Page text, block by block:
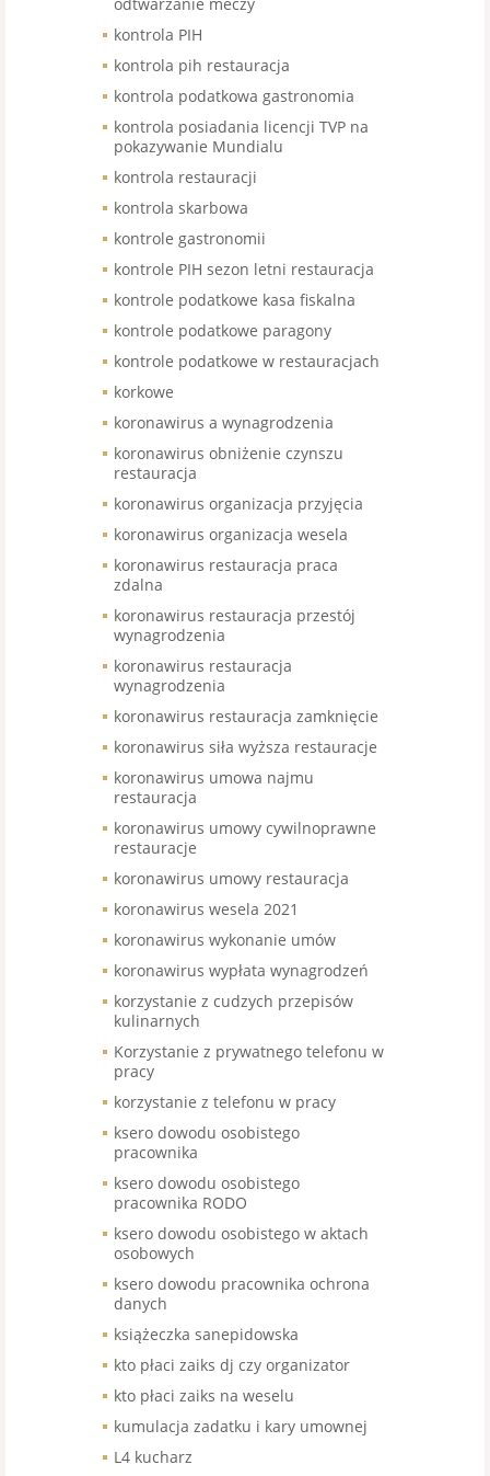
kontrola PIH
kontrola pih restauracja
kontrola podatkowa gastronomia
kontrola posiadania licencji TVP na
pokazywanie Mundialu
kontrola restauracji
kontrola skarbowa
kontrole gastronomii
kontrole PIH sezon letni restauracja
kontrole podatkowe kasa fiskalna
kontrole podatkowe paragony
kontrole podatkowe w restauracjach
korkowe
koronawirus a wynagrodzenia
koronawirus obniżenie czynszu
restauracja
koronawirus organizacja przyjęcia
koronawirus organizacja wesela
koronawirus restauracja praca
zdalna
koronawirus restauracja przestój
wynagrodzenia
koronawirus restauracja
wynagrodzenia
koronawirus restauracja zamknięcie
koronawirus siła wyższa restauracje
koronawirus umowa najmu
restauracja
koronawirus umowy cywilnoprawne
restauracje
koronawirus umowy restauracja
koronawirus wesela 2021
koronawirus wykonanie umów
koronawirus wypłata wynagrodzeń
korzystanie z cudzych przepisów
kulinarnych
Korzystanie z prywatnego telefonu w
pracy
korzystanie z telefonu w pracy
ksero dowodu osobistego
pracownika
ksero dowodu osobistego
pracownika RODO
ksero dowodu osobistego w aktach
osobowych
ksero dowodu pracownika ochrona
danych
książeczka sanepidowska
kto płaci zaiks dj czy organizator
kto płaci zaiks na weselu
kumulacja zadatku i kary umownej
L4 kucharz